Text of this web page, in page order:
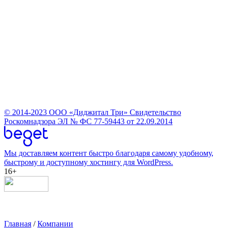
© 2014-2023 ООО «Диджитал Три» Свидетельство
Роскомнадзора ЭЛ № ФС 77-59443 от 22.09.2014
Мы доставляем контент быстро благодаря самому удобному,
быстрому и доступному хостингу для WordPress.
16+
Главная /Компании